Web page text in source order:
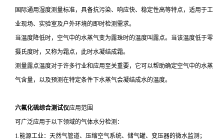
国际通用湿度测量标准，具备抗污染、响应快、稳定性高等特点，适用于工
业现场、实验室及户外环境的即时检测需求。
当温度降低时，空气中的水蒸气变为露珠时的温度叫露点。当该温度低于零
摄氏度时，又称为霜点，此时水凝结成霜。
测量露点温度对于许多行业和应用至关重要，它可以帮助确定空气中的水蒸
气含量，以及预测在特定条件下水蒸气会凝结成水的温度。
六氟化硫综合测试仪应用范围
可广泛应用于以下领域的气体水分检测：
1.能源工业：天然气管道、压缩空气系统、储气罐、变压器的微水监测；